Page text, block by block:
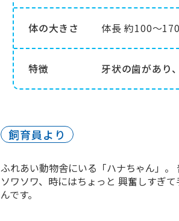
体の大きさ 体長 約100～
特徴 牙状の歯があり
飼育員より
ふれあい動物舎にいる「ハナちゃん」
ソワソワ、時にはちょっと 興奮しすぎ
んです。